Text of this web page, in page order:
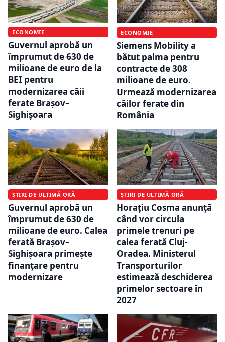
ECONOMIE
Guvernul aprobă un
împrumut de 630 de
milioane de euro de la
BEI pentru
modernizarea căii
ferate Brașov–
Sighișoara
ECONOMIE
Siemens Mobility a
bătut palma pentru
contracte de 308
milioane de euro.
Urmează modernizarea
căilor ferate din
România
ȘTIRI DE ULTIMĂ ORĂ
Guvernul aprobă un
împrumut de 630 de
milioane de euro. Calea
ferată Brașov–
Sighișoara primește
finanțare pentru
modernizare
ȘTIRI DE ULTIMĂ ORĂ
Horațiu Cosma anunță
când vor circula
primele trenuri pe
calea ferată Cluj-
Oradea. Ministerul
Transporturilor
estimează deschiderea
primelor sectoare în
2027